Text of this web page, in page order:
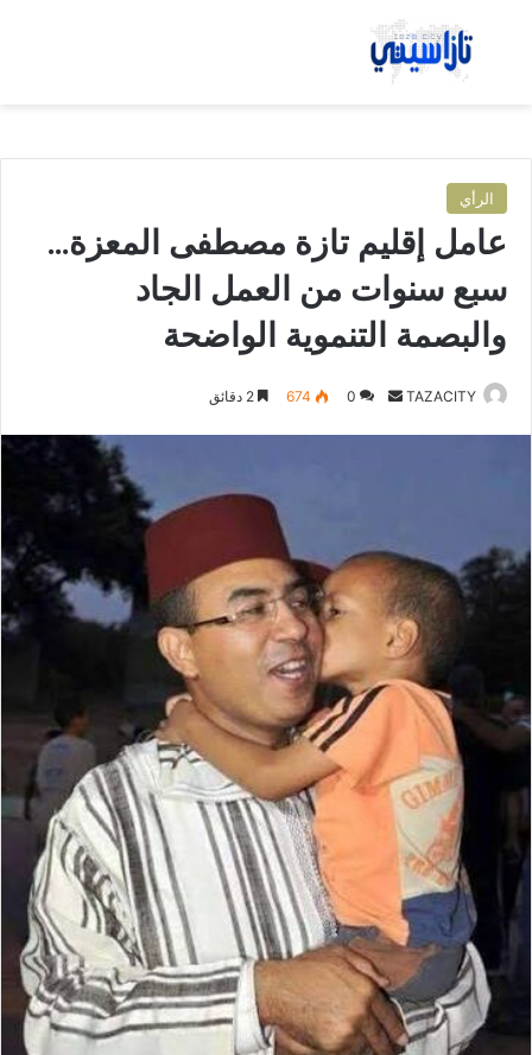
بحث عن
الرأي
عامل إقليم تازة مصطفى المعزة…
سبع سنوات من العمل الجاد
والبصمة التنموية الواضحة
TAZACITY
ي
ا
إ
ل
ر
0
674